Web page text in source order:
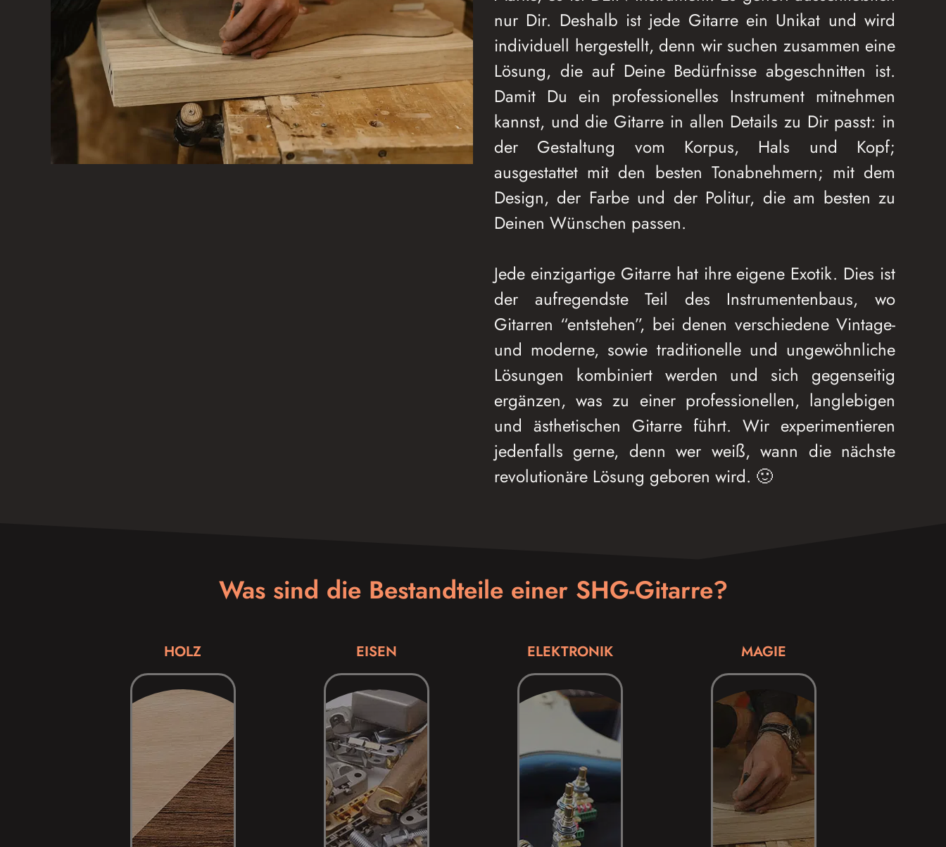
nur Dir. Deshalb ist jede Gitarre ein Unikat und wird
individuell hergestellt, denn wir suchen zusammen eine
Lösung, die auf Deine Bedürfnisse abgeschnitten ist.
Damit Du ein professionelles Instrument mitnehmen
kannst, und die Gitarre in allen Details zu Dir passt: in
der Gestaltung vom Korpus, Hals und Kopf;
ausgestattet mit den besten Tonabnehmern; mit dem
Design, der Farbe und der Politur, die am besten zu
Deinen Wünschen passen.
Jede einzigartige Gitarre hat ihre eigene Exotik. Dies ist
der aufregendste Teil des Instrumentenbaus, wo
Gitarren “entstehen”, bei denen verschiedene Vintage-
und moderne, sowie traditionelle und ungewöhnliche
Lösungen kombiniert werden und sich gegenseitig
ergänzen, was zu einer professionellen, langlebigen
und ästhetischen Gitarre führt. Wir experimentieren
jedenfalls gerne, denn wer weiß, wann die nächste
revolutionäre Lösung geboren wird. 🙂
Was sind die Bestandteile einer SHG-Gitarre?
HOLZ EISEN ELEKTRONIK MAGIE